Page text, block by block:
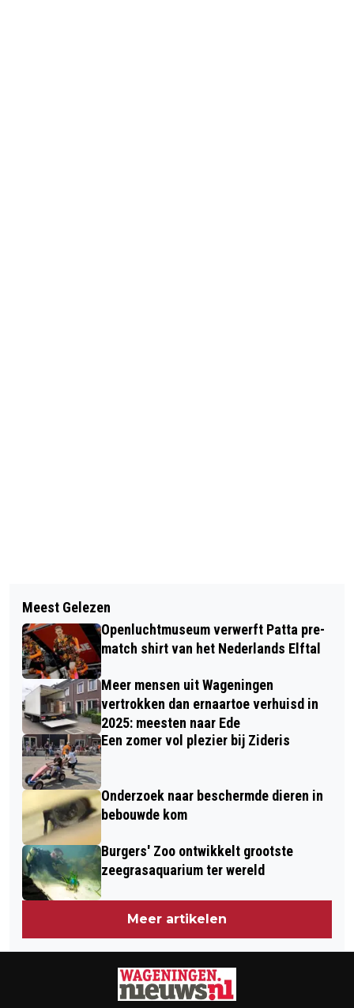
FOOD & FUN STREET FESTIVAL OP 5
JULI IN EDE
STATEMENT NAMENS HET COLLEGE
VAN BURGEMEESTER EN
WETHOUDERS VAN WAGENINGEN
OVER 'ILLEGALEN'
Meest Gelezen
Openluchtmuseum verwerft Patta pre-
match shirt van het Nederlands Elftal
Meer mensen uit Wageningen
vertrokken dan ernaartoe verhuisd in
2025: meesten naar Ede
Een zomer vol plezier bij Zideris
Onderzoek naar beschermde dieren in
bebouwde kom
Burgers' Zoo ontwikkelt grootste
zeegrasaquarium ter wereld
Meer artikelen